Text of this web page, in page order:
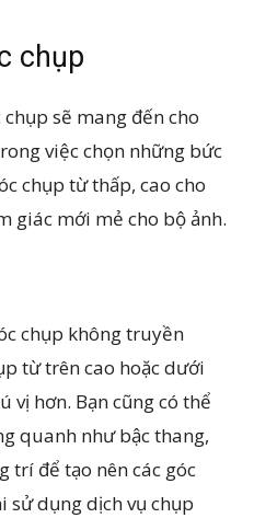
chụp
sẽ mang đến cho
việc chọn những bức
chụp từ thấp, cao cho
giác mới mẻ cho bộ ảnh.
chụp không truyền
từ trên cao hoặc dưới
vị hơn. Bạn cũng có thể
quanh như bậc thang,
trí để tạo nên các góc
sử dụng dịch vụ chụp